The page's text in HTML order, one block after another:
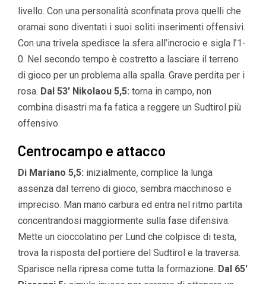
livello. Con una personalità sconfinata prova quelli che
oramai sono diventati i suoi soliti inserimenti offensivi.
Con una trivela spedisce la sfera all’incrocio e sigla l’1-
0. Nel secondo tempo è costretto a lasciare il terreno
di gioco per un problema alla spalla. Grave perdita per i
rosa. Dal 53′ Nikolaou 5,5: torna in campo, non
combina disastri ma fa fatica a reggere un Sudtirol più
offensivo.
Centrocampo e attacco
Di Mariano 5,5: inizialmente, complice la lunga
assenza dal terreno di gioco, sembra macchinoso e
impreciso. Man mano carbura ed entra nel ritmo partita
concentrandosi maggiormente sulla fase difensiva.
Mette un cioccolatino per Lund che colpisce di testa,
trova la risposta del portiere del Sudtirol e la traversa.
Sparisce nella ripresa come tutta la formazione. Dal 65′